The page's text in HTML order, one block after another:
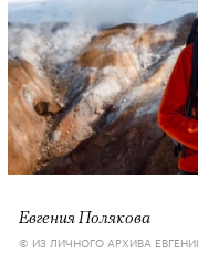
Евгения Полякова
© ИЗ ЛИЧНОГО АРХИВА